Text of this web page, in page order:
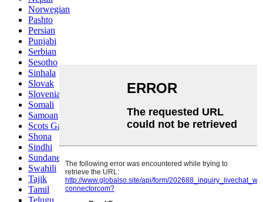
Norwegian
Pashto
Persian
Punjabi
Serbian
Sesotho
Sinhala
Slovak
Slovenian
Somali
Samoan
Scots Gaelic
Shona
Sindhi
Sundanese
Swahili
Tajik
Tamil
Telugu